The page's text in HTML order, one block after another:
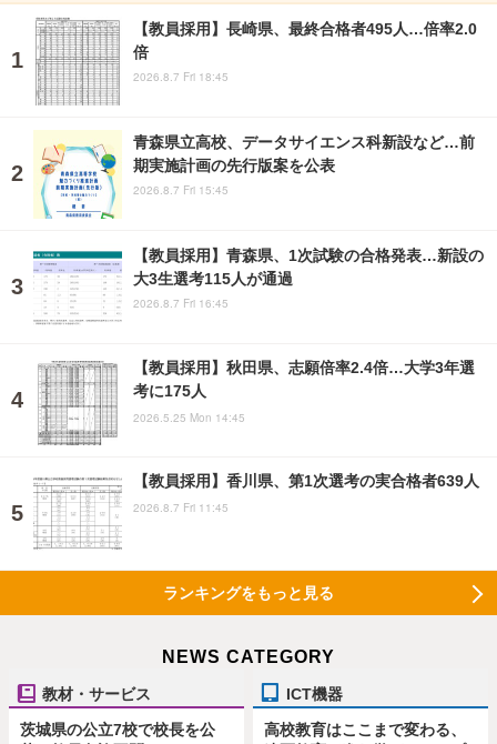
【教員採用】長崎県、最終合格者495人…倍率2.0
倍
2026.8.7 Fri 18:45
青森県立高校、データサイエンス科新設など…前
期実施計画の先行版案を公表
2026.8.7 Fri 15:45
【教員採用】青森県、1次試験の合格発表…新設の
大3生選考115人が通過
2026.8.7 Fri 16:45
【教員採用】秋田県、志願倍率2.4倍…大学3年選
考に175人
2026.5.25 Mon 14:45
【教員採用】香川県、第1次選考の実合格者639人
2026.8.7 Fri 11:45
ランキングをもっと見る
NEWS CATEGORY
教材・サービス
茨城県の公立7校で校長を公
ICT機器
高校教育はここまで変わる、